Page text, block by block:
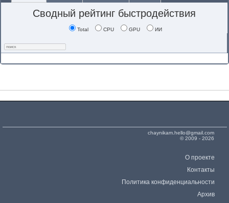
Сводный рейтинг быстродействия
Total CPU GPU ИИ
chaynikam.hello@gmail.com
© 2009 - 2026
О проекте
Контакты
Политика конфиденциальности
Архив